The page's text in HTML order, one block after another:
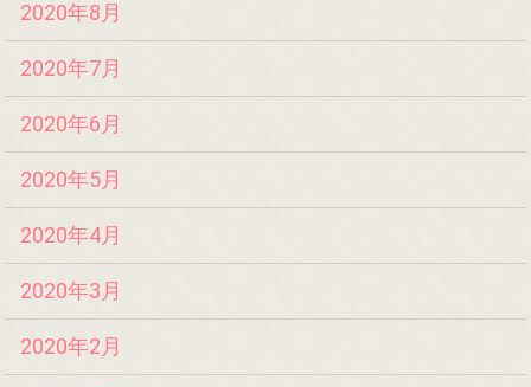
2020年8月
2020年7月
2020年6月
2020年5月
2020年4月
2020年3月
2020年2月